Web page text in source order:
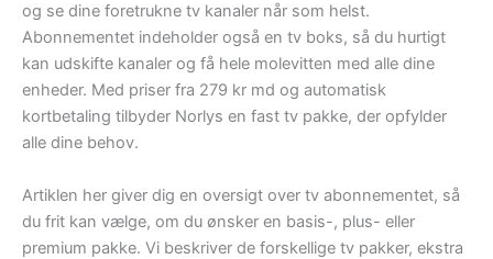
og se dine foretrukne tv kanaler når som helst.
Abonnementet indeholder også en tv boks, så du hurtigt
kan udskifte kanaler og få hele molevitten med alle dine
enheder. Med priser fra 279 kr md og automatisk
kortbetaling tilbyder Norlys en fast tv pakke, der opfylder
alle dine behov.
Artiklen her giver dig en oversigt over tv abonnementet, så
du frit kan vælge, om du ønsker en basis-, plus- eller
premium pakke. Vi beskriver de forskellige tv pakker, ekstra